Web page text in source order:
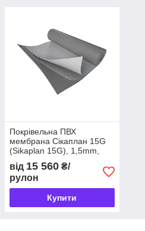
Покрівельна ПВХ
мембрана Сікаплан 15G
(Sikaplan 15G), 1,5mm,
2x20,0m
від 15 560 ₴/
рулон
Купити